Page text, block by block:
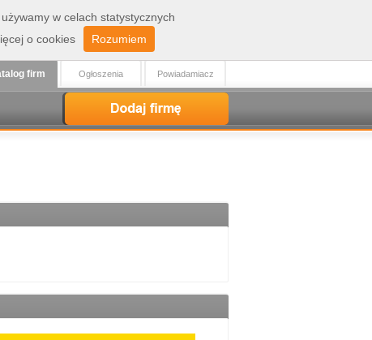
Zaloguj
Powiadamiacz
Ogłoszenia
firm
w celach statystycznych
o cookies Rozumiem